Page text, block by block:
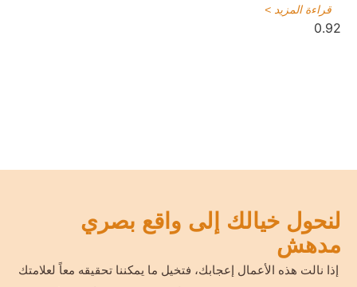
قراءة المزيد >
لنحول خيالك إلى واقع بصري
مدهش
إذا نالت هذه الأعمال إعجابك، فتخيل ما يمكننا تحقيقه معاً لعلامتك